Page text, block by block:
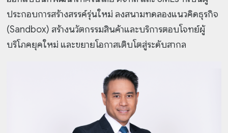
ประกอบการสร้างสรรค์รุ่นใหม่ ลงสนามทดลองแนวคิดธุรกิจ
(Sandbox) สร้างนวัตกรรมสินค้าและบริการตอบโจทย์ผู้
บริโภคยุคใหม่ และขยายโอกาสเติบโตสู่ระดับสากล